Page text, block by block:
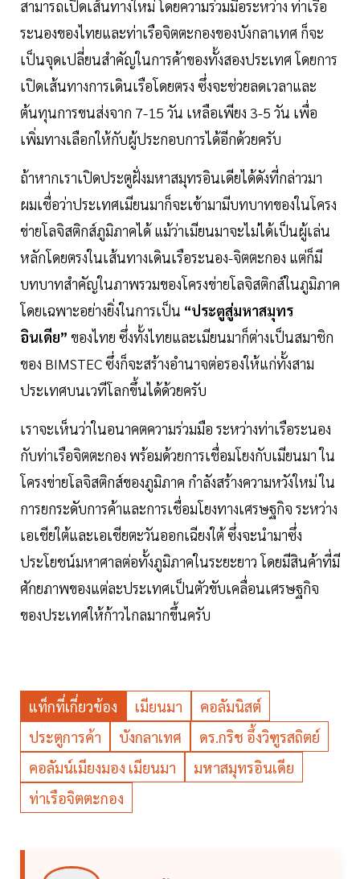
สามารถเปิดเส้นทางใหม่ โดยความร่วมมือระหว่าง ท่าเรือ
ระนองของไทยและท่าเรือจิตตะกองของบังกลาเทศ ก็จะ
เป็นจุดเปลี่ยนสำคัญในการค้าของทั้งสองประเทศ โดยการ
เปิดเส้นทางการเดินเรือโดยตรง ซึ่งจะช่วยลดเวลาและ
ต้นทุนการขนส่งจาก 7-15 วัน เหลือเพียง 3-5 วัน เพื่อ
เพิ่มทางเลือกให้กับผู้ประกอบการได้อีกด้วยครับ
ถ้าหากเราเปิดประตูฝั่งมหาสมุทรอินเดียได้ดังที่กล่าวมา
ผมเชื่อว่าประเทศเมียนมาก็จะเข้ามามีบทบาทของในโครง
ข่ายโลจิสติกส์ภูมิภาคได้ แม้ว่าเมียนมาจะไม่ได้เป็นผู้เล่น
หลักโดยตรงในเส้นทางเดินเรือระนอง-จิตตะกอง แต่ก็มี
บทบาทสำคัญในภาพรวมของโครงข่ายโลจิสติกส์ในภูมิภาค
โดยเฉพาะอย่างยิ่งในการเป็น “ประตูสู่มหาสมุทร
อินเดีย” ของไทย ซึ่งทั้งไทยและเมียนมาก็ต่างเป็นสมาชิก
ของ BIMSTEC ซึ่งก็จะสร้างอำนาจต่อรองให้แก่ทั้งสาม
ประเทศบนเวทีโลกขึ้นได้ด้วยครับ
เราจะเห็นว่าในอนาคตความร่วมมือ ระหว่างท่าเรือระนอง
กับท่าเรือจิตตะกอง พร้อมด้วยการเชื่อมโยงกับเมียนมา ใน
โครงข่ายโลจิสติกส์ของภูมิภาค กำลังสร้างความหวังใหม่ ใน
การยกระดับการค้าและการเชื่อมโยงทางเศรษฐกิจ ระหว่าง
เอเชียใต้และเอเชียตะวันออกเฉียงใต้ ซึ่งจะนำมาซึ่ง
ประโยชน์มหาศาลต่อทั้งภูมิภาคในระยะยาว โดยมีสินค้าที่มี
ศักยภาพของแต่ละประเทศเป็นตัวขับเคลื่อนเศรษฐกิจ
ของประเทศให้ก้าวไกลมากขึ้นครับ
แท็กที่เกี่ยวข้อง เมียนมา
คอลัมนิสต์
ประตูการค้า
บังกลาเทศ
ดร.กริช อึ้งวิฑูรสถิตย์
คอลัมน์เมียงมอง เมียนมา
มหาสมุทรอินเดีย
ท่าเรือจิตตะกอง